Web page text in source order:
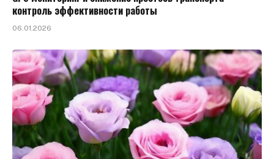
контроль эффективности работы
06.01.2026